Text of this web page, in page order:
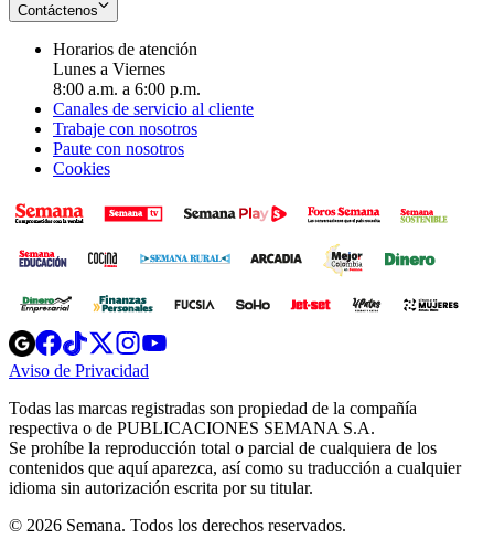
Contáctenos
Horarios de atención
Lunes a Viernes
8:00 a.m. a 6:00 p.m.
Canales de servicio al cliente
Trabaje con nosotros
Paute con nosotros
Cookies
Opens
in
new
Opens
in
new
Opens
in
new
window
Opens
new
windowwindow
Aviso de Privacidad
new
window
Todas las marcas registradas son propiedad de la compañía
respectiva o de PUBLICACIONES SEMANA S.A.
Se prohíbe la reproducción total o parcial de cualquiera de los
contenidos que aquí aparezca, así como su traducción a cualquier
idioma sin autorización escrita por su titular.
© 2026 Semana. Todos los derechos reservados.